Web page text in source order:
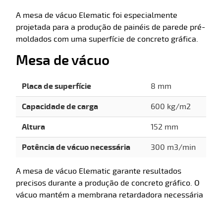
A mesa de vácuo Elematic foi especialmente
projetada para a produção de painéis de parede pré-
moldados com uma superfície de concreto gráfica.
Mesa de vácuo
Placa de superfície 8 mm
Capacidade de carga 600 kg/m2
Altura 152 mm
Potência de vácuo necessária 300 m3/min
A mesa de vácuo Elematic garante resultados
precisos durante a produção de concreto gráfico. O
vácuo mantém a membrana retardadora necessária